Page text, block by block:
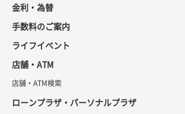
金利・為替
手数料のご案内
ライフイベント
店舗・ATM
店舗・ATM検索
ローンプラザ・パーソナルプラザ